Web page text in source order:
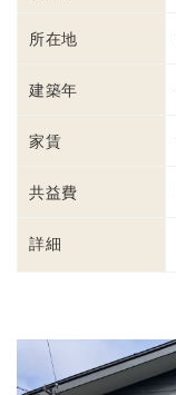
所在地
建築年
家賃
共益費
詳細